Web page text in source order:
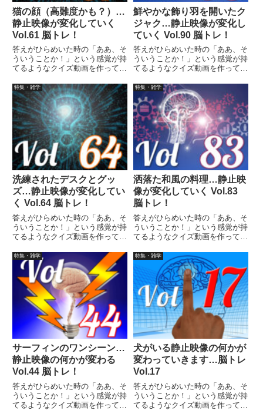
猫の顔（高難度かも？）…
静止映像が変化していく
Vol.61 脳トレ！
答えがひらめいた時の「ああ、そ
ういうことか！」という感覚が持
てるようなクイズ動画を作ってみ
画に答えはありませんので、最後
まで繰り返し見られます。
鮮やかな飾り羽を開いたク
ジャク…静止映像が変化し
ていく Vol.90 脳トレ！
答えがひらめいた時の「ああ、そ
ういうことか！」という感覚が持
てるようなクイズ動画を作ってみ
画に答えはありませんので、最後
まで繰り返し見られます。
特集・雑学
洗練されたデスクとグッ
ズ…静止映像が変化してい
く Vol.64 脳トレ！
答えがひらめいた時の「ああ、そ
ういうことか！」という感覚が持
てるようなクイズ動画を作ってみ
画に答えはありませんので、最後
まで繰り返し見られます。
特集・雑学
洒落た和風の料理…静止映
像が変化していく Vol.83
脳トレ！
答えがひらめいた時の「ああ、そ
ういうことか！」という感覚が持
てるようなクイズ動画を作ってみ
画に答えはありませんので、最後
まで繰り返し見られます。
特集・雑学
サーフィンのワンシーン…
静止映像の何かが変わる
Vol.44 脳トレ！
答えがひらめいた時の「ああ、そ
ういうことか！」という感覚が持
てるようなクイズ動画を作ってみ
特集・雑学
犬がいる静止映像の何かが
変わっていきます…脳トレ
Vol.17
答えがひらめいた時の「ああ、そ
ういうことか！」という感覚が持
てるようなクイズ動画を作ってみ